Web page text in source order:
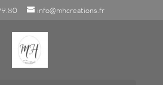
info@mhcreations.fr